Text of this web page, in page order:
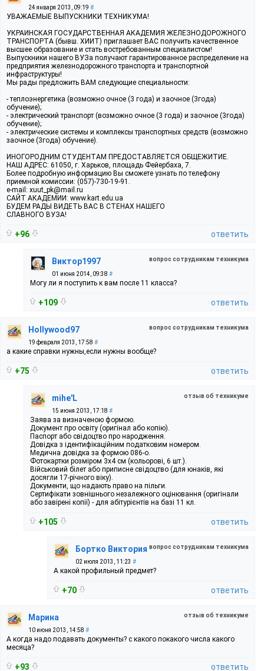
24 января 2013, 09:19 #
УВАЖАЕМЫЕ ВЫПУСКНИКИ ТЕХНИКУМА!
УКРАИНСКАЯ ГОСУДАРСТВЕННАЯ АКАДЕМИЯ ЖЕЛЕЗНОДОРОЖНОГО
ТРАНСПОРТА (бывш. ХИИТ) приглашает ВАС получить качественное
высшее образование и стать востребованным специалистом!
Выпускники нашего ВУЗа получают гарантированное распределение на
предприятия железнодорожного транспорта и транспортной
инфраструктуры!
Мы рады предложить ВАМ следующие специальности:
- теплоэнергетика (возможно очное (3 года) и заочное (3года)
обучение);
- электрический транспорт (возможно очное (3 года) и заочное (3года)
обучение);
- электрические системы и комплексы транспортных средств (возможно
заочное (3года) обучение).
ИНОГОРОДНИМ СТУДЕНТАМ ПРЕДОСТАВЛЯЕТСЯ ОБЩЕЖИТИЕ.
НАШ АДРЕС: 61050, г. Харьков, площадь Фейербаха, 7.
Более подробную информацию Вы сможете узнать по телефону
приемной комиссии: (057)-730-19-91.
e-mail: xuut_pk@mail.ru
САЙТ АКАДЕМИИ: www.kart.edu.ua
БУДЕМ РАДЫ ВИДЕТЬ ВАС В СТЕНАХ НАШЕГО
СЛАВНОГО ВУЗА!
+96 ответить
вопрос сотрудникам техникума
Виктор1997
01 июня 2014, 09:38 #
Могу ли я поступить к вам после 11 класса?
+109 ответить
вопрос сотрудникам техникума
Hollywood97
19 февраля 2013, 17:58 #
а какие справки нужны,если нужны вообще?
+75 ответить
отзыв об техникуме
mihe'L
15 июня 2013, 17:18 #
Заява за визначеною формою.
Документ про освіту (оригінал або копію).
Паспорт або свідоцтво про народження.
Довідка з ідентифікаційним податковим номером.
Медична довідка за формою 086-о.
Фотокартки розміром 3х4 см (кольорові, 6 шт.).
Військовий білет або приписне свідоцтво (для юнаків, які
досягли 17-річного віку).
Документи, що надають право на пільги.
Сертифікати зовнішнього незалежного оцінювання (оригінали
або завірені копії) - для абітурієнтів на базі 11 кл.
+105 ответить
вопрос сотрудникам техникума
Бортко Виктория
02 июля 2013, 11:23 #
А какой профильный предмет?
+70 ответить
отзыв об техникуме
Марина
10 июня 2013, 14:58 #
А когда надо подавать документы? с какого покакого числа какого
месяца?
+93 ответить